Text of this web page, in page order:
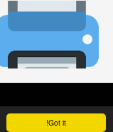
Got it!
الحقوق محفوظة © 2016-2023 |